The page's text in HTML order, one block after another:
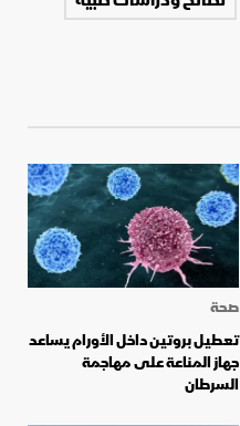
صحة
تعطيل بروتين داخل الأورام يساعد
جهاز المناعة على مهاجمة
السرطان